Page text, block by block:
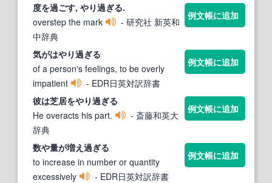
度を過ごす, やり過ぎる.
overstep the mark
- 研究社 新英和
中辞典
例文帳に追加
気がはやり過ぎる
of a person's feelings, to be overly
impatient
- EDR日英対訳辞書
例文帳に追加
彼は芝居をやり過ぎる
He overacts his part.
- 斎藤和英大
辞典
例文帳に追加
数や量が増え 過ぎる
to increase in number or quantity
excessively
- EDR日英対訳辞書
例文帳に追加